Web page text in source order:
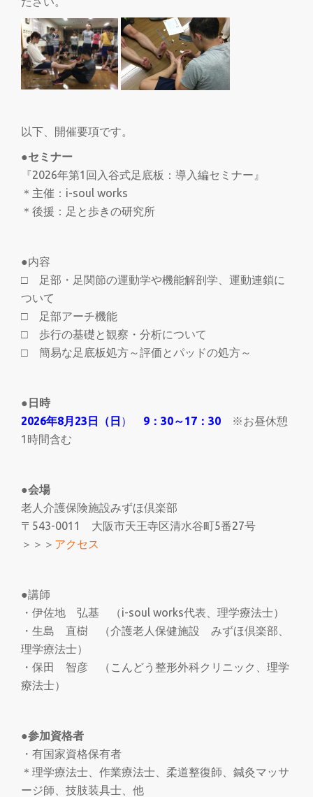
以下、開催要項です。
●セミナー
『2026年第1回入谷式足底板：導入編セミナー』
＊主催：i-soul works
＊後援：足と歩きの研究所
●内容
□ 足部・足関節の運動学や機能解剖学、運動連鎖に
ついて
□ 足部アーチ機能
□ 歩行の基礎と観察・分析について
□ 簡易な足底板処方～評価とパッドの処方～
●日時
2026年8月23日（日 ） 9：30～17：30 ※お昼休憩
1時間含む
●会場
老人介護保険施設みずほ倶楽部
〒543-0011 大阪市天王寺区清水谷町5番27号
＞＞＞ アクセス
●講師
・伊佐地 弘基 （i-soul works代表、理学療法士）
・生島 直樹 （介護老人保健施設 みずほ倶楽部、
理学療法士）
・保田 智彦 （こんどう整形外科クリニック、理学
療法士）
●参加資格者
・有国家資格保有者
＊理学療法士、作業療法士、柔道整復師、鍼灸マッサ
ージ師、技肢装具士、他